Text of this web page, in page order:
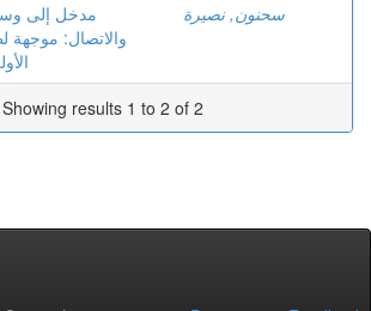
مدخل إلى
والاتصال: موجهة
سحنون, نصيرة
Showing results 1 to 2 of 2